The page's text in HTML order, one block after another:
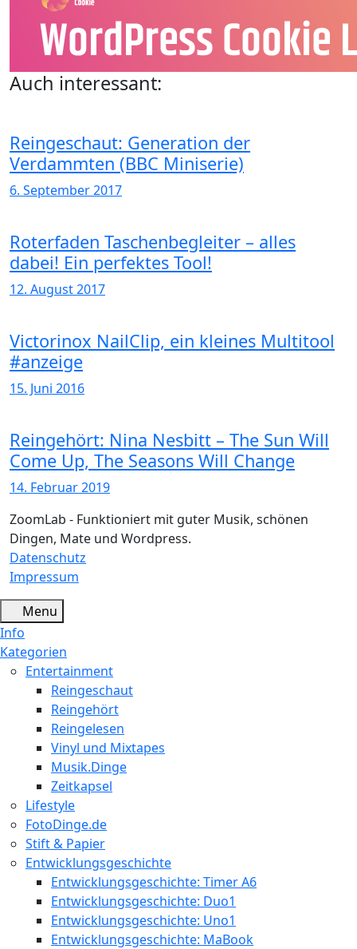
Auch interessant:
Reingeschaut: Generation der
Verdammten (BBC Miniserie)
6. September 2017
Roterfaden Taschenbegleiter – alles
dabei! Ein perfektes Tool!
12. August 2017
Victorinox NailClip, ein kleines Multitool
#anzeige
15. Juni 2016
Reingehört: Nina Nesbitt – The Sun Will
Come Up, The Seasons Will Change
14. Februar 2019
ZoomLab - Funktioniert mit guter Musik, schönen
Dingen, Mate und Wordpress.
Datenschutz
Impressum
Menu
Info
Kategorien
Entertainment
Reingeschaut
Reingehört
Reingelesen
Vinyl und Mixtapes
Musik.Dinge
Zeitkapsel
Lifestyle
FotoDinge.de
Stift & Papier
Entwicklungsgeschichte
Entwicklungsgeschichte: Timer A6
Entwicklungsgeschichte: Duo1
Entwicklungsgeschichte: Uno1
Entwicklungsgeschichte: MaBook